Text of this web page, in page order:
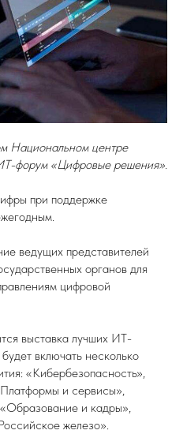
Национальном центре
форум «Цифровые решения».
при поддержке
ведущих представителей
органов для
цифровой
выставка лучших ИТ-
включать несколько
«Кибербезопасность»,
и сервисы»,
и кадры»,
железо».